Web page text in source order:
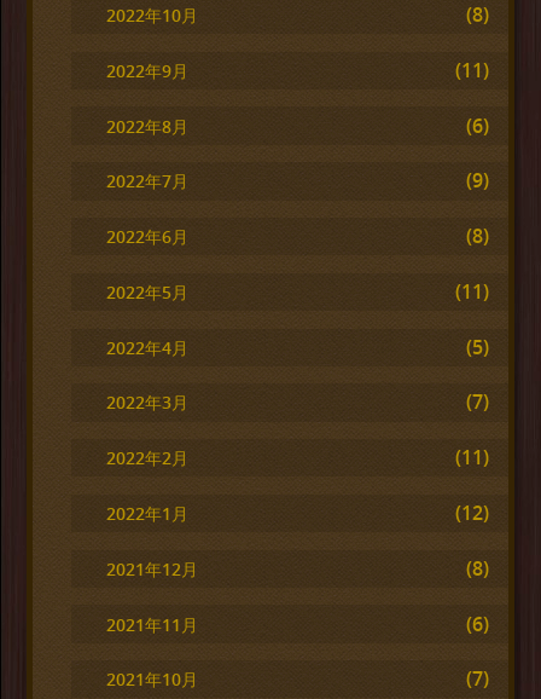
2022年10月 (8)
2022年9月 (11)
2022年8月 (6)
2022年7月 (9)
2022年6月 (8)
2022年5月 (11)
2022年4月 (5)
2022年3月 (7)
2022年2月 (11)
2022年1月 (12)
2021年12月 (8)
2021年11月 (6)
2021年10月 (7)